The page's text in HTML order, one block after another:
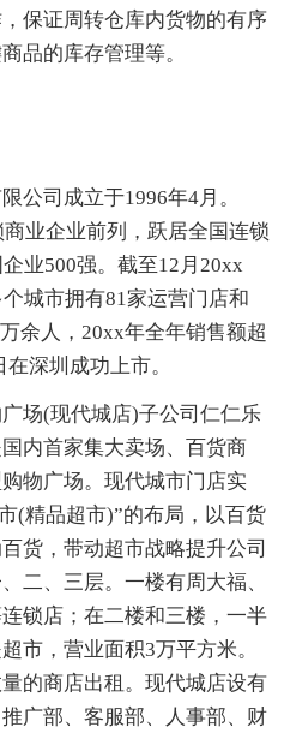
保证周转仓库内货物的有序
品的库存管理等。
公司成立于1996年4月。
业企业前列，跃居全国连锁
业500强。截至12月20xx
城市拥有81家运营门店和
余人，20xx年全年销售额超
深圳成功上市。
场(现代城店)子公司仁仁乐
内首家集大卖场、百货商
物广场。现代城市门店实
(精品超市)”的布局，以百货
货，带动超市战略提升公司
二、三层。一楼有周大福、
锁店；在二楼和三楼，一半
市，营业面积3万平方米。
的商店出租。现代城店设有
广部、客服部、人事部、财